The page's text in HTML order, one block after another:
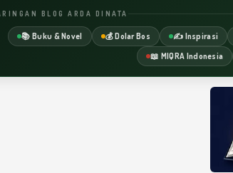
BLOG ARDA DINATA
📚 Buku & Novel 💰 Dolar Bos ✍️ Inspirasi
📖 MIQRA Indonesia